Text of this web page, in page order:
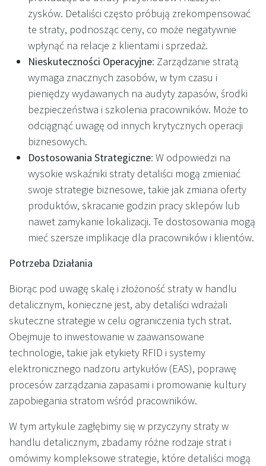
zysków. Detaliści często próbują zrekompensować
te straty, podnosząc ceny, co może negatywnie
wpłynąć na relacje z klientami i sprzedaż.
Nieskuteczności Operacyjne: Zarządzanie stratą
wymaga znacznych zasobów, w tym czasu i
pieniędzy wydawanych na audyty zapasów, środki
bezpieczeństwa i szkolenia pracowników. Może to
odciągnąć uwagę od innych krytycznych operacji
biznesowych.
Dostosowania Strategiczne: W odpowiedzi na
wysokie wskaźniki straty detaliści mogą zmieniać
swoje strategie biznesowe, takie jak zmiana oferty
produktów, skracanie godzin pracy sklepów lub
nawet zamykanie lokalizacji. Te dostosowania mogą
mieć szersze implikacje dla pracowników i klientów.
Potrzeba Działania
Biorąc pod uwagę skalę i złożoność straty w handlu
detalicznym, konieczne jest, aby detaliści wdrażali
skuteczne strategie w celu ograniczenia tych strat.
Obejmuje to inwestowanie w zaawansowane
technologie, takie jak etykiety RFID i systemy
elektronicznego nadzoru artykułów (EAS), poprawę
procesów zarządzania zapasami i promowanie kultury
zapobiegania stratom wśród pracowników.
W tym artykule zagłębimy się w przyczyny straty w
handlu detalicznym, zbadamy różne rodzaje strat i
omówimy kompleksowe strategie, które detaliści mogą